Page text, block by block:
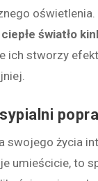
światło
ich stworzy
swojego życia
umieścicie, to